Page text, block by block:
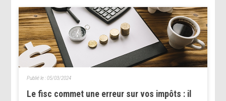
Le fisc commet une erreur sur vos impôts : il
Publié le :05/03/2024